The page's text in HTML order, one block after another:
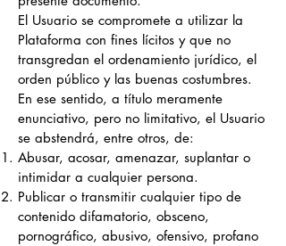
El Usuario se compromete a utilizar la
Plataforma con fines lícitos y que no
transgredan el ordenamiento jurídico, el
orden público y las buenas costumbres.
En ese sentido, a título meramente
enunciativo, pero no limitativo, el Usuario
se abstendrá, entre otros, de:
Abusar, acosar, amenazar, suplantar o
intimidar a cualquier persona.
Publicar o transmitir cualquier tipo de
contenido difamatorio, obsceno,
pornográfico, abusivo, ofensivo, profano